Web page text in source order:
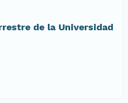
de la Universidad